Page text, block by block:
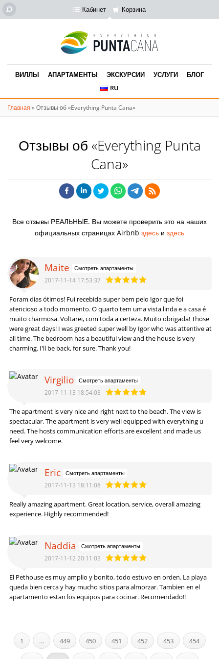
Кабинет Корзина
ВИЛЛЫ АПАРТАМЕНТЫ ЭКСКУРСИИ УСЛУГИ
БЛОГ
RU
Главная »Отзывы об «Everything Punta Cana»
Отзывы об «Everything Punta
Cana»
Все отзывы РЕАЛЬНЫЕ. Вы можете проверить это на наших
официальных страницах Airbnb здесь и здесь
Maite Смотреть апартаменты
2017-11-14 17:53:37
Foram dias ótimos! Fui recebida super bem pelo Igor que foi
atencioso a todo momento. O quarto tem uma vista linda e a casa é
muito charmosa. Voltarei, com toda a certeza. Muito obrigada! Those
were great days! I was greeted super well by Igor who was attentive at
all time. The bedroom has a beautiful view and the house is very
charming. I'll be back, for sure. Thank you!
Virgilio Смотреть апартаменты
2017-11-13 18:54:03
The apartment is very nice and right next to the beach. The view is
spectacular. The apartment is very well equipped with everything u
need. The hosts communication efforts are excellent and made us
feel very welcome.
Eric Смотреть апартаменты
2017-11-13 18:11:08
Really amazing apartment. Great location, service, overall amazing
experience. Highly recommended!
Naddia Смотреть апартаменты
2017-11-12 20:11:03
El Pethouse es muy amplio y bonito, todo estuvo en orden. La playa
queda bien cerca y hay mucho sitios para almorzar. Tambien en el
apartamento estan los equipos para cocinar. Recomendado!!
1 … 449 450 451 452 453 454